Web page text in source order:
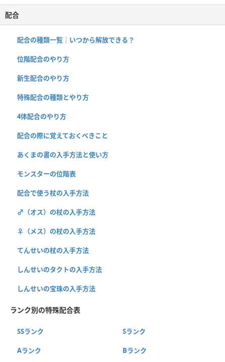
配合
配合の種類一覧｜いつから解放できる？
位階配合のやり方
新生配合のやり方
特殊配合の種類とやり方
4体配合のやり方
配合の際に覚えておくべきこと
あくまの書の入手方法と使い方
モンスターの位階表
配合で使う杖の入手方法
♂（オス）の杖の入手方法
♀（メス）の杖の入手方法
てんせいの杖の入手方法
しんせいのタクトの入手方法
しんせいの宝珠の入手方法
ランク別の特殊配合表
SSランク Sランク
Aランク Bランク